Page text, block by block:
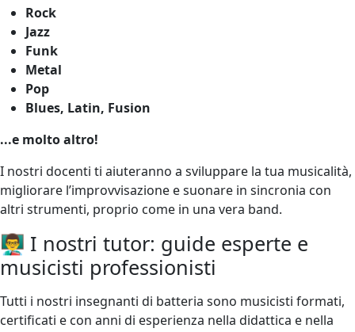
Rock
Jazz
Funk
Metal
Pop
Blues, Latin, Fusion
...e molto altro!
I nostri docenti ti aiuteranno a sviluppare la tua musicalità,
migliorare l’improvvisazione e suonare in sincronia con
altri strumenti, proprio come in una vera band.
👨‍🏫 I nostri tutor: guide esperte e
musicisti professionisti
Tutti i nostri insegnanti di batteria sono musicisti formati,
certificati e con anni di esperienza nella didattica e nella